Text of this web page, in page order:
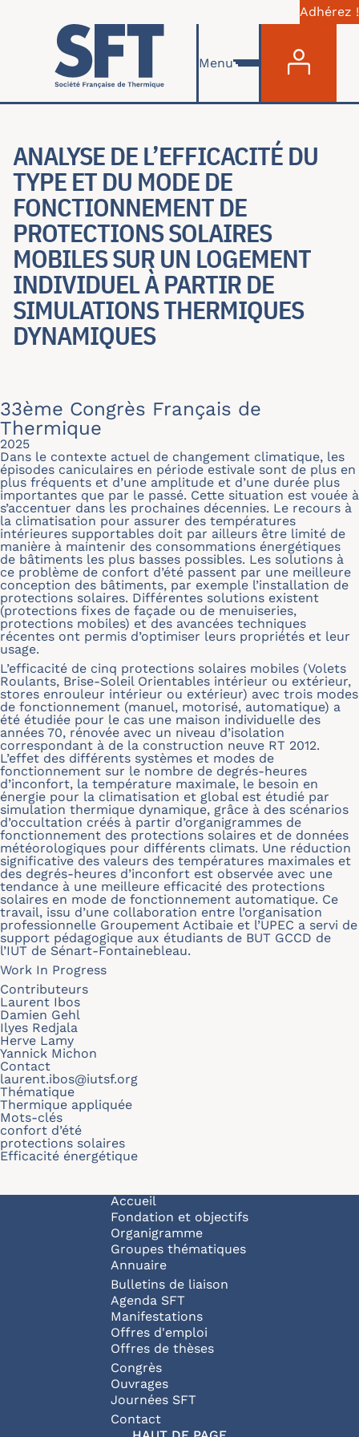
Aller au contenu principal
Adhérez !
Menu
ANALYSE DE L’EFFICACITÉ DU
TYPE ET DU MODE DE
FONCTIONNEMENT DE
PROTECTIONS SOLAIRES
MOBILES SUR UN LOGEMENT
INDIVIDUEL À PARTIR DE
SIMULATIONS THERMIQUES
DYNAMIQUES
33ème Congrès Français de
Thermique
2025
Dans le contexte actuel de changement climatique, les
épisodes caniculaires en période estivale sont de plus en
plus fréquents et d’une amplitude et d’une durée plus
importantes que par le passé. Cette situation est vouée à
s’accentuer dans les prochaines décennies. Le recours à
la climatisation pour assurer des températures
intérieures supportables doit par ailleurs être limité de
manière à maintenir des consommations énergétiques
de bâtiments les plus basses possibles. Les solutions à
ce problème de confort d’été passent par une meilleure
conception des bâtiments, par exemple l’installation de
protections solaires. Différentes solutions existent
(protections fixes de façade ou de menuiseries,
protections mobiles) et des avancées techniques
récentes ont permis d’optimiser leurs propriétés et leur
usage.
L’efficacité de cinq protections solaires mobiles (Volets
Roulants, Brise-Soleil Orientables intérieur ou extérieur,
stores enrouleur intérieur ou extérieur) avec trois modes
de fonctionnement (manuel, motorisé, automatique) a
été étudiée pour le cas une maison individuelle des
années 70, rénovée avec un niveau d’isolation
correspondant à de la construction neuve RT 2012.
L’effet des différents systèmes et modes de
fonctionnement sur le nombre de degrés-heures
d’inconfort, la température maximale, le besoin en
énergie pour la climatisation et global est étudié par
simulation thermique dynamique, grâce à des scénarios
d’occultation créés à partir d’organigrammes de
fonctionnement des protections solaires et de données
météorologiques pour différents climats. Une réduction
significative des valeurs des températures maximales et
des degrés-heures d’inconfort est observée avec une
tendance à une meilleure efficacité des protections
solaires en mode de fonctionnement automatique. Ce
travail, issu d’une collaboration entre l’organisation
professionnelle Groupement Actibaie et l’UPEC a servi de
support pédagogique aux étudiants de BUT GCCD de
l’IUT de Sénart-Fontainebleau.
Work In Progress
Contributeurs
Laurent Ibos
Damien Gehl
Ilyes Redjala
Herve Lamy
Yannick Michon
Contact
laurent.ibos@iutsf.org
Thématique
Thermique appliquée
Mots-clés
confort d’été
protections solaires
Efficacité énergétique
Navigation principale
Accueil
Fondation et objectifs
Organigramme
Groupes thématiques
Annuaire
Bulletins de liaison
Agenda SFT
Manifestations
Offres d'emploi
Offres de thèses
Congrès
Ouvrages
Journées SFT
Pied de page
Contact